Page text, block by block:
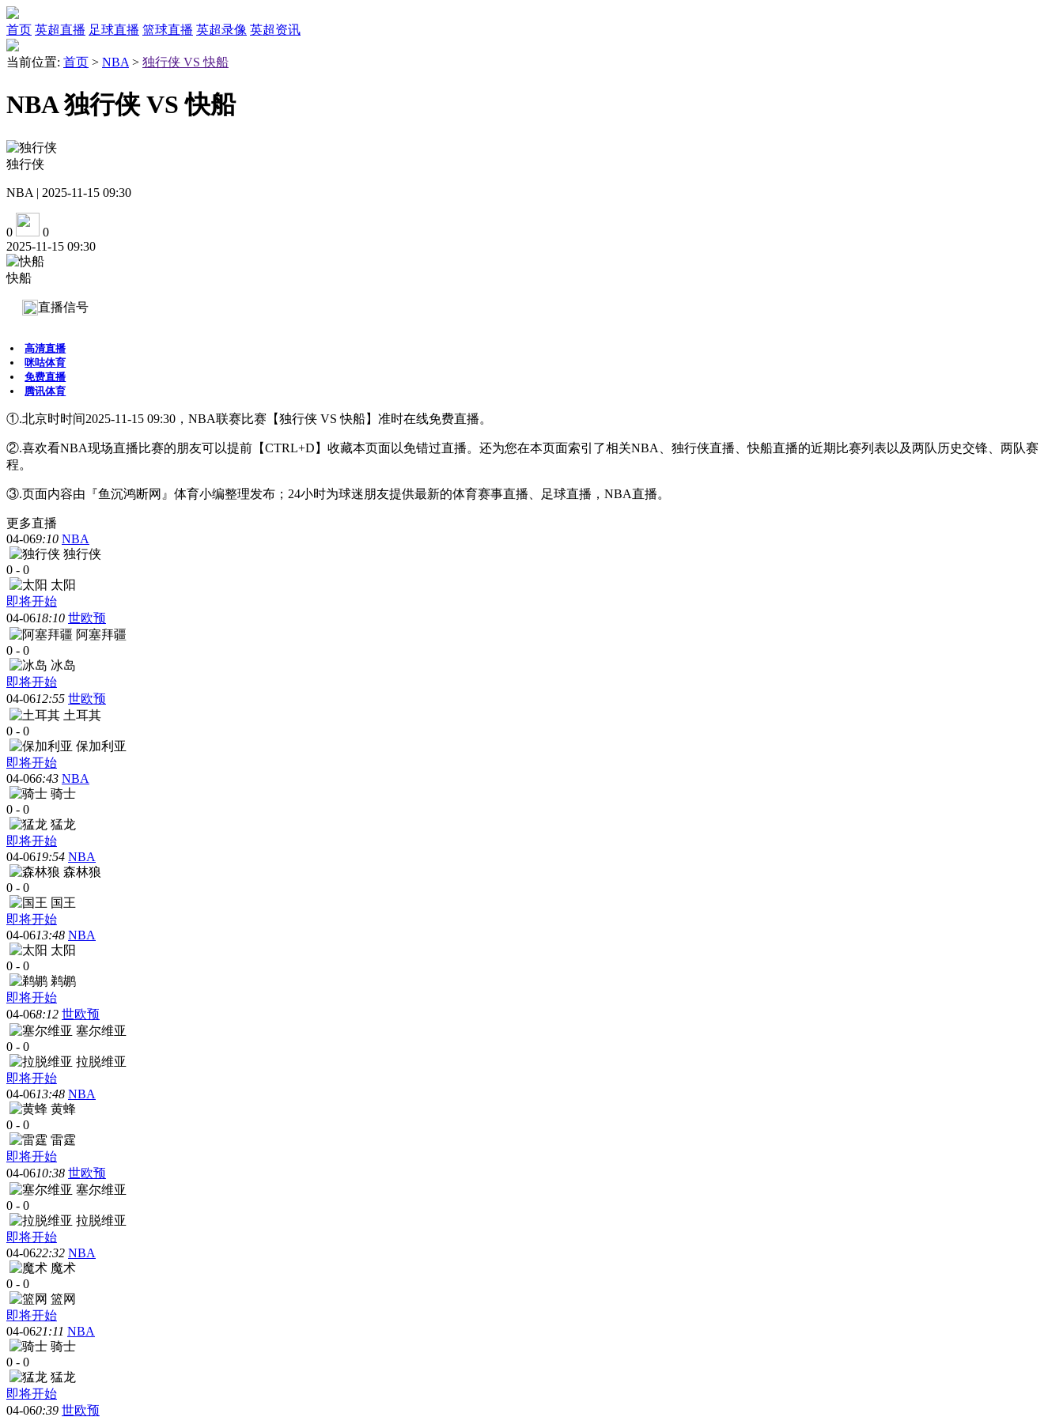
首页 英超直播 足球直播 篮球直播 英超录像 英超资讯
当前位置: 首页 > NBA > 独行侠 VS 快船
NBA 独行侠 VS 快船
独行侠
NBA | 2025-11-15 09:30
0
0
2025-11-15 09:30
快船
直播信号
高清直播
咪咕体育
免费直播
腾讯体育
①.北京时时间2025-11-15 09:30，NBA联赛比赛【独行侠 VS 快船】准时在线免费直播。
②.喜欢看NBA现场直播比赛的朋友可以提前【CTRL+D】收藏本页面以免错过直播。还为您在本页面索引了相关NBA、独行侠直播、快船直播的近期比赛列表以及两队历史交锋、两队赛
程。
③.页面内容由『鱼沉鸿断网』体育小编整理发布；24小时为球迷朋友提供最新的体育赛事直播、足球直播，NBA直播。
更多直播
04-069:10 NBA
独行侠
0 - 0
太阳
即将开始
04-0618:10 世欧预
阿塞拜疆
0 - 0
冰岛
即将开始
04-0612:55 世欧预
土耳其
0 - 0
保加利亚
即将开始
04-066:43 NBA
骑士
0 - 0
猛龙
即将开始
04-0619:54 NBA
森林狼
0 - 0
国王
即将开始
04-0613:48 NBA
太阳
0 - 0
鹈鹕
即将开始
04-068:12 世欧预
塞尔维亚
0 - 0
拉脱维亚
即将开始
04-0613:48 NBA
黄蜂
0 - 0
雷霆
即将开始
04-0610:38 世欧预
塞尔维亚
0 - 0
拉脱维亚
即将开始
04-0622:32 NBA
魔术
0 - 0
篮网
即将开始
04-0621:11 NBA
骑士
0 - 0
猛龙
即将开始
04-060:39 世欧预